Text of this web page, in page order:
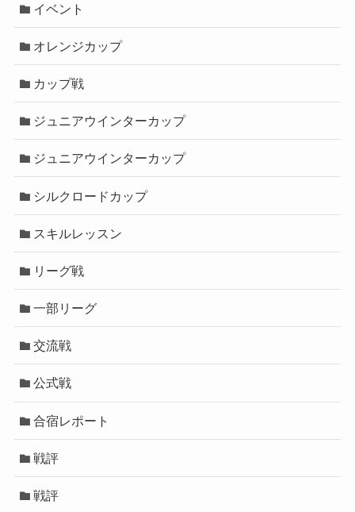
イベント
オレンジカップ
カップ戦
ジュニアウインターカップ
ジュニアウインターカップ
シルクロードカップ
スキルレッスン
リーグ戦
一部リーグ
交流戦
公式戦
合宿レポート
戦評
戦評